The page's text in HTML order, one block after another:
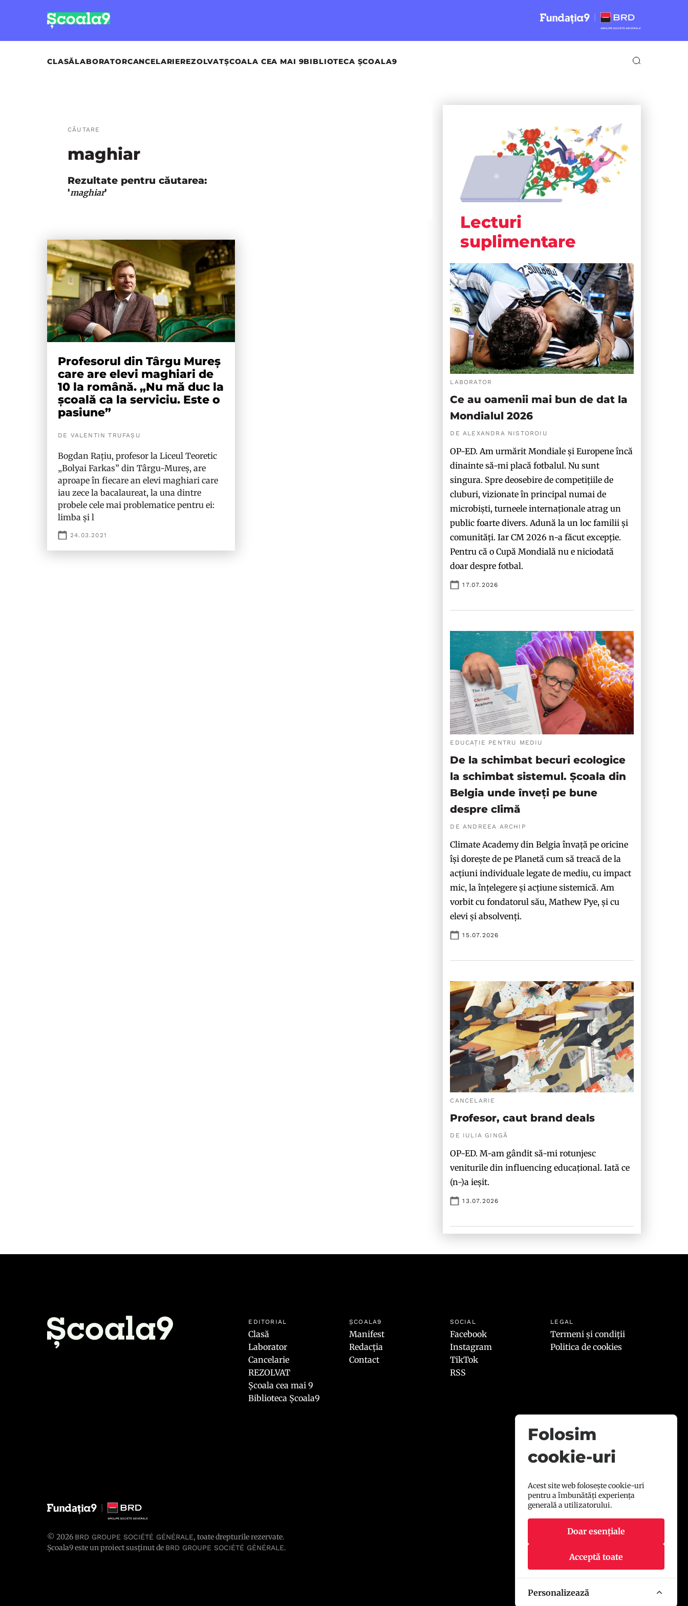
CLASĂLABORATORCANCELARIEREZOLVATȘCOALA CEA MAI 9BIBLIOTECA ȘCOALA9
CĂUTARE
maghiar
Rezultate pentru căutarea:
'maghiar'
Profesorul din Târgu Mureș
care are elevi maghiari de
10 la română. „Nu mă duc la
școală ca la serviciu. Este o
pasiune”
DE VALENTIN TRUFAȘU
Bogdan Rațiu, profesor la Liceul Teoretic
„Bolyai Farkas” din Târgu-Mureș, are
aproape în fiecare an elevi maghiari care
iau zece la bacalaureat, la una dintre
probele cele mai problematice pentru ei:
limba și l
24.03.2021
Lecturi
suplimentare
LABORATOR
Ce au oamenii mai bun de dat la
Mondialul 2026
DE ALEXANDRA NISTOROIU
OP-ED. Am urmărit Mondiale și Europene încă
dinainte să-mi placă fotbalul. Nu sunt
singura. Spre deosebire de competițiile de
cluburi, vizionate în principal numai de
microbiști, turneele internaționale atrag un
public foarte divers. Adună la un loc familii și
comunități. Iar CM 2026 n-a făcut excepție.
Pentru că o Cupă Mondială nu e niciodată
doar despre fotbal.
17.07.2026
EDUCAȚIE PENTRU MEDIU
De la schimbat becuri ecologice
la schimbat sistemul. Școala din
Belgia unde înveți pe bune
despre climă
DE ANDREEA ARCHIP
Climate Academy din Belgia învață pe oricine
își dorește de pe Planetă cum să treacă de la
acțiuni individuale legate de mediu, cu impact
mic, la înțelegere și acțiune sistemică. Am
vorbit cu fondatorul său, Mathew Pye, și cu
elevi și absolvenți.
15.07.2026
CANCELARIE
Profesor, caut brand deals
DE IULIA GINGĂ
OP-ED. M-am gândit să-mi rotunjesc
veniturile din influencing educațional. Iată ce
(n-)a ieșit.
13.07.2026
EDITORIAL
Clasă
Laborator
Cancelarie
REZOLVAT
Școala cea mai 9
Biblioteca Școala9
ȘCOALA9
Manifest
Redacția
Contact
SOCIAL
Facebook
Instagram
TikTok
RSS
LEGAL
Termeni și condiții
Politica de cookies
© 2026 BRD GROUPE SOCIÉTÉ GÉNÉRALE, toate drepturile rezervate.
Școala9 este un proiect susținut de BRD GROUPE SOCIÉTÉ GÉNÉRALE.
Folosim
cookie-uri
Acest site web folosește cookie-uri
pentru a îmbunătăți experiența
generală a utilizatorului.
Doar esențiale
Acceptă toate
Personalizează